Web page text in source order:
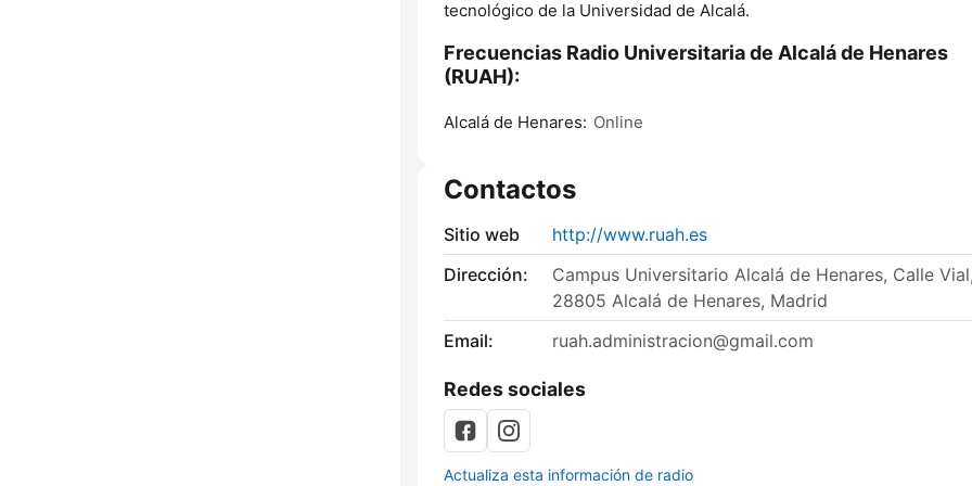
tecnológico de la Universidad de Alcalá.
Frecuencias Radio Universitaria de Alcalá de Henares
(RUAH):
Alcalá de Henares: Online
Contactos
Sitio web
http://www.ruah.es
Dirección:
Campus Universitario Alcalá de Henares, Calle
28805 Alcalá de Henares, Madrid
Email:
ruah.administracion@gmail.com
Redes sociales
Actualiza esta información de radio